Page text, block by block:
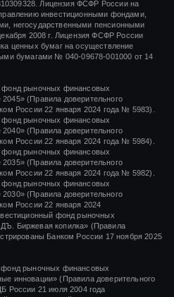
Лицензия ФСФР России на
инвестиционными фондами,
негосударственными пенсионными
2008 г. Лицензия ФСФР России
ценных бумаг на осуществление
бумагами № 040-09678-001000 от 14
фонд рыночных финансовых
(Правила доверительного
России 22 января 2024 года № 5983).
фонд рыночных финансовых
(Правила доверительного
России 22 января 2024 года № 5984).
фонд рыночных финансовых
(Правила доверительного
России 22 января 2024 года № 5982).
фонд рыночных финансовых
(Правила доверительного
России 22 января 2024
фонд рыночных
Биржевая копилка» (Правила
Банком России 17 ноября 2025
фонд рыночных финансовых
инновации» (Правила доверительного
России 21 июля 2004 года